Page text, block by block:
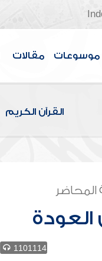
موسوعات مقالات
القرآن الكريم
1101114